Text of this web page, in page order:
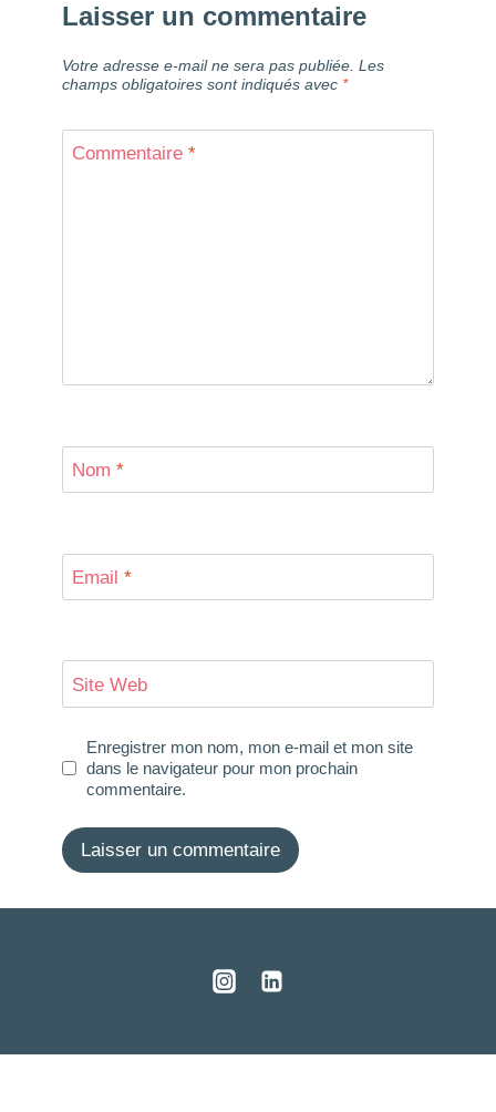
Laisser un commentaire
Votre adresse e-mail ne sera pas publiée. Les
champs obligatoires sont indiqués avec *
Commentaire *
Nom *
Email *
Site Web
Enregistrer mon nom, mon e-mail et mon site
dans le navigateur pour mon prochain
commentaire.